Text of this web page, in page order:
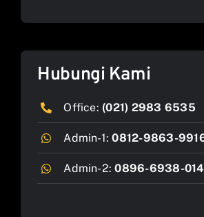
Hubungi Kami
Office: (021) 2983 6535
Admin-1:0812-9863-
Admin-2:0896-6938-